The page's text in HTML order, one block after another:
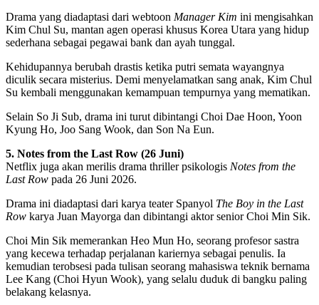
Drama yang diadaptasi dari webtoon Manager Kim ini mengisahkan
Kim Chul Su, mantan agen operasi khusus Korea Utara yang hidup
sederhana sebagai pegawai bank dan ayah tunggal.
Kehidupannya berubah drastis ketika putri semata wayangnya
diculik secara misterius. Demi menyelamatkan sang anak, Kim Chul
Su kembali menggunakan kemampuan tempurnya yang mematikan.
Selain So Ji Sub, drama ini turut dibintangi Choi Dae Hoon, Yoon
Kyung Ho, Joo Sang Wook, dan Son Na Eun.
5. Notes from the Last Row (26 Juni)
Netflix juga akan merilis drama thriller psikologis Notes from the
Last Row pada 26 Juni 2026.
Drama ini diadaptasi dari karya teater Spanyol The Boy in the Last
Row karya Juan Mayorga dan dibintangi aktor senior Choi Min Sik.
Choi Min Sik memerankan Heo Mun Ho, seorang profesor sastra
yang kecewa terhadap perjalanan kariernya sebagai penulis. Ia
kemudian terobsesi pada tulisan seorang mahasiswa teknik bernama
Lee Kang (Choi Hyun Wook), yang selalu duduk di bangku paling
belakang kelasnya.